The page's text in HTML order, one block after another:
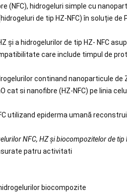
(NFC), hidrogeluri simple cu
de tip HZ-NFC) în soluție de
și a hidrogelurilor de tip HZ- NFC
care include timpul de
continand nanoparticule de
si nanofibre (HZ-NFC) pe linia
utilizand epiderma umană
NFC, HZ și biocompozitelor de tip
patru activitati
biocompozite